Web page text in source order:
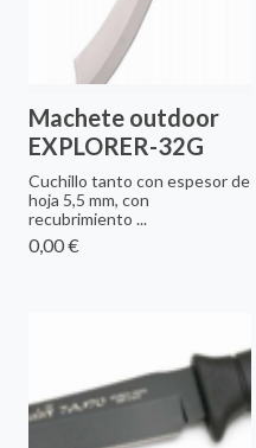
Machete outdoor
EXPLORER-32G
Cuchillo tanto con espesor de
hoja 5,5 mm, con
recubrimiento ...
0,00 €